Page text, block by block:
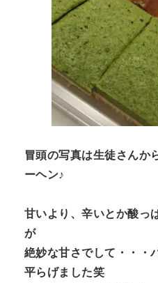
冒頭の写真は生徒さんか
ーヘン♪
甘いより、辛いとか酸っ
が
絶妙な甘さでして・・・
平らげました笑